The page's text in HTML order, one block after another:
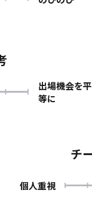
出場機会を平
等に
チ
個人重視